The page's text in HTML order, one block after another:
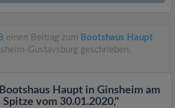
einen Beitrag zum Bootshaus Haupt
Gustavsburg geschrieben.
Haupt in Ginsheim am
vom 30.01.2020,"